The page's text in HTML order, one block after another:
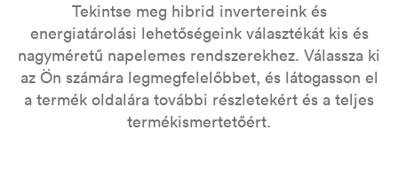
Tekintse meg hibrid invertereink és
energiatárolási lehetőségeink választékát kis és
nagyméretű napelemes rendszerekhez. Válassza ki
az Ön számára legmegfelelőbbet, és látogasson el
a termék oldalára további részletekért és a teljes
termékismertetőért.